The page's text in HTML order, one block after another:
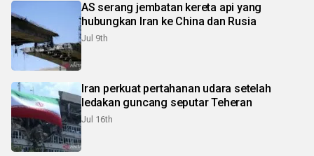
AS serang jembatan kereta api yang
hubungkan Iran ke China dan Rusia
Jul 9th
Iran perkuat pertahanan udara setelah
ledakan guncang seputar Teheran
Jul 16th